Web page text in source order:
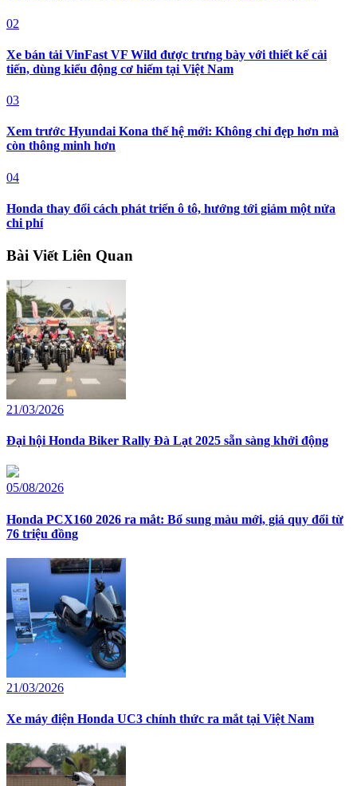
02
Xe bán tải VinFast VF Wild được trưng bày với thiết kế cải
tiến, dùng kiểu động cơ hiếm tại Việt Nam
03
Xem trước Hyundai Kona thế hệ mới: Không chỉ đẹp hơn mà
còn thông minh hơn
04
Honda thay đổi cách phát triển ô tô, hướng tới giảm một nửa
chi phí
Bài Viết Liên Quan
21/03/2026
Đại hội Honda Biker Rally Đà Lạt 2025 sẵn sàng khởi động
05/08/2026
Honda PCX160 2026 ra mắt: Bổ sung màu mới, giá quy đổi từ
76 triệu đồng
21/03/2026
Xe máy điện Honda UC3 chính thức ra mắt tại Việt Nam